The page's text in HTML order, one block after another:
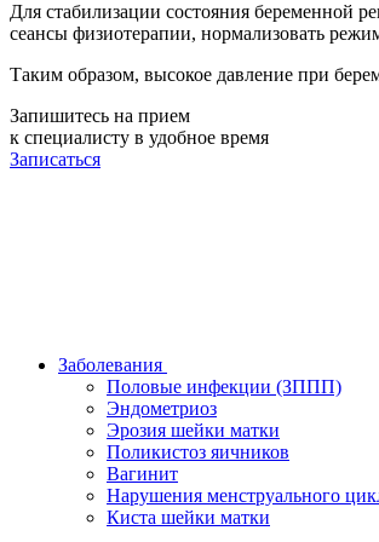
Для стабилизации состояния беременной
сеансы физиотерапии, нормализовать
Таким образом, высокое давление при
Запишитесь на прием
к специалисту в удобное время
Записаться
Заболевания
Половые инфекции (ЗППП)
Эндометриоз
Эрозия шейки матки
Поликистоз яичников
Вагинит
Нарушения менструального
Киста шейки матки